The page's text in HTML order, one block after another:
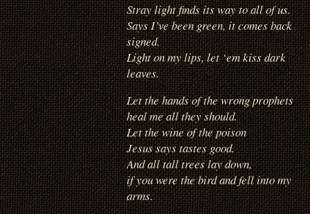
Stray light finds its way to all of us.
Says I’ve been green, it comes back
signed.
Light on my lips, let ‘em kiss dark
leaves.
Let the hands of the wrong prophets
heal me all they should.
Let the wine of the poison
Jesus says tastes good.
And all tall trees lay down,
if you were the bird and fell into my
arms.